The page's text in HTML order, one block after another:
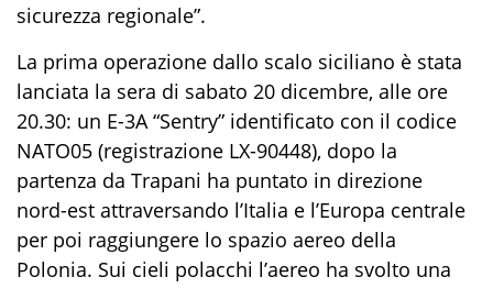
sicurezza regionale”.
La prima operazione dallo scalo siciliano è stata
lanciata la sera di sabato 20 dicembre, alle ore
20.30: un E-3A “Sentry” identificato con il codice
NATO05 (registrazione LX-90448), dopo la
partenza da Trapani ha puntato in direzione
nord-est attraversando l’Italia e l’Europa centrale
per poi raggiungere lo spazio aereo della
Polonia. Sui cieli polacchi l’aereo ha svolto una